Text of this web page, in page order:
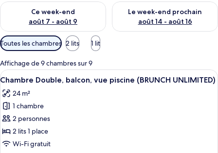
Ce week-end
août 7 - août 9
Vérifier la disponibilité pour ce week-end août 7 - août 9
Le week-end prochain
août 14 - août 16
Vérifier la disponibilité pour
Filtres
disponibles
pour
les
chambres
Toutes les chambres 2 lits 1 lit
Affichage de 9 chambres sur 9
Afficher
toutes
les
photos
pour
ce
type
Un balcon avec une table et des
12
Chambre Double, balcon, vue piscine (BRUNCH UNLIMITED)
24 m²
1 chambre
2 personnes
2 lits 1 place
Wi-Fi gratuit